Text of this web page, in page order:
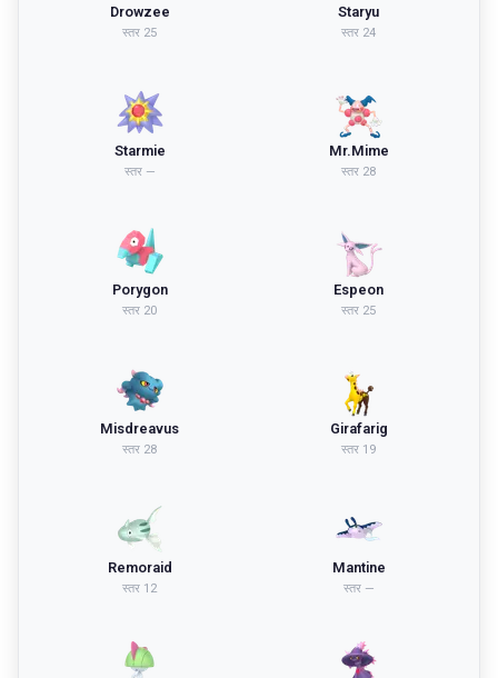
Drowzee
स्तर 25
Staryu
स्तर 24
Starmie
स्तर —
Mr.Mime
स्तर 28
Porygon
स्तर 20
Espeon
स्तर 25
Misdreavus
स्तर 28
Girafarig
स्तर 19
Remoraid
स्तर 12
Mantine
स्तर —